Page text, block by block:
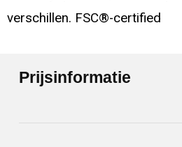
verschillen. FSC®-certified
Prijsinformatie